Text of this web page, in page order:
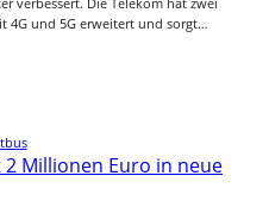
4G und 5G erweitert und sorgt…